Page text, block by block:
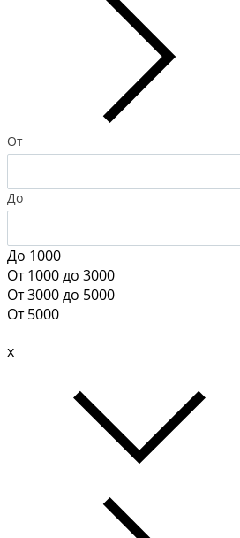
От
До
До 1000
От 1000 до 3000
От 3000 до 5000
От 5000
x